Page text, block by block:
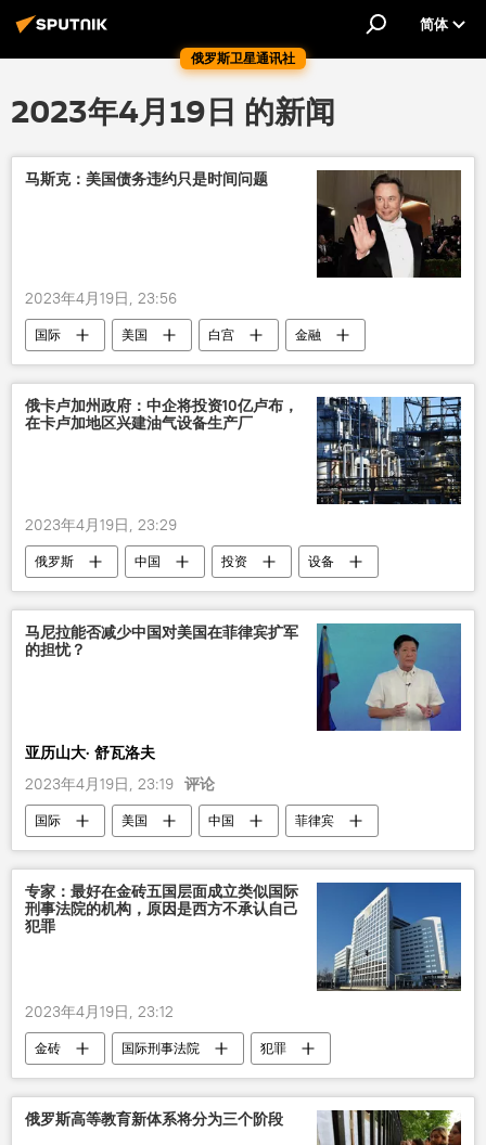
俄罗斯卫星通讯社
简体
2023年4月19日 的新闻
马斯克：美国债务违约只是时间问题
2023年4月19日, 23:56
国际 美国 白宫
金融
经济
俄卡卢加州政府：中企将投资10亿卢布，
在卡卢加地区兴建油气设备生产厂
2023年4月19日, 23:29
俄罗斯 中国 投资
设备
工厂
马尼拉能否减少中国对美国在菲律宾扩军
的担忧？
亚历山大· 舒瓦洛夫
2023年4月19日, 23:19 评论
国际 美国 中国
菲律宾
南海
评论
专家：最好在金砖五国层面成立类似国际
刑事法院的机构，原因是西方不承认自己
犯罪
2023年4月19日, 23:12
金砖 国际刑事法院
犯罪
美国
欧洲
俄罗斯高等教育新体系将分为三个阶段